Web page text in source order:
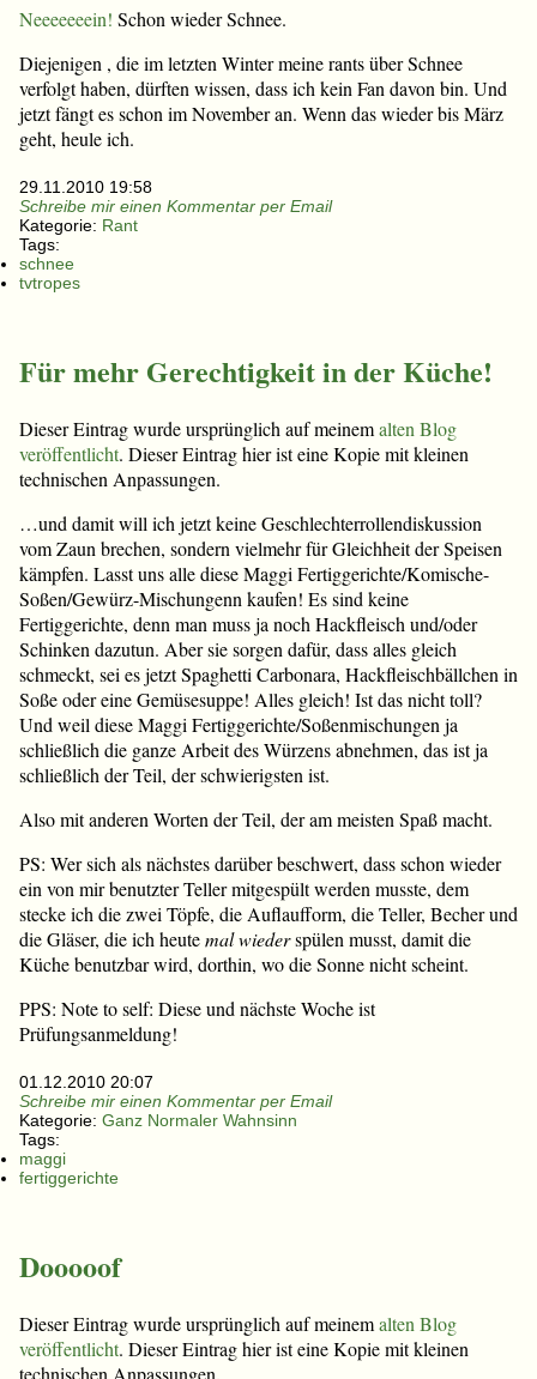
Neeeeeeein! Schon wieder Schnee.
Diejenigen , die im letzten Winter meine rants über Schnee
verfolgt haben, dürften wissen, dass ich kein Fan davon bin. Und
jetzt fängt es schon im November an. Wenn das wieder bis März
geht, heule ich.
29.11.2010 19:58
Schreibe mir einen Kommentar per Email
Kategorie: Rant
Tags:
schnee
tvtropes
Für mehr Gerechtigkeit in der Küche!
Dieser Eintrag wurde ursprünglich auf meinemalten Blog
veröffentlicht. Dieser Eintrag hier ist eine Kopie mit kleinen
technischen Anpassungen.
…und damit will ich jetzt keine Geschlechterrollendiskussion
vom Zaun brechen, sondern vielmehr für Gleichheit der Speisen
kämpfen. Lasst uns alle diese Maggi Fertiggerichte/Komische-
Soßen/Gewürz-Mischungenn kaufen! Es sind keine
Fertiggerichte, denn man muss ja noch Hackfleisch und/oder
Schinken dazutun. Aber sie sorgen dafür, dass alles gleich
schmeckt, sei es jetzt Spaghetti Carbonara, Hackfleischbällchen in
Soße oder eine Gemüsesuppe! Alles gleich! Ist das nicht toll?
Und weil diese Maggi Fertiggerichte/Soßenmischungen ja
schließlich die ganze Arbeit des Würzens abnehmen, das ist ja
schließlich der Teil, der schwierigsten ist.
Also mit anderen Worten der Teil, der am meisten Spaß macht.
PS: Wer sich als nächstes darüber beschwert, dass schon wieder
ein von mir benutzter Teller mitgespült werden musste, dem
stecke ich die zwei Töpfe, die Auflaufform, die Teller, Becher und
die Gläser, die ich heutemal wiederspülen musst, damit die
Küche benutzbar wird, dorthin, wo die Sonne nicht scheint.
PPS: Note to self: Diese und nächste Woche ist
Prüfungsanmeldung!
01.12.2010 20:07
Schreibe mir einen Kommentar per Email
Kategorie: Ganz Normaler Wahnsinn
Tags:
maggi
fertiggerichte
Dooooof
Dieser Eintrag wurde ursprünglich auf meinemalten Blog
veröffentlicht. Dieser Eintrag hier ist eine Kopie mit kleinen
technischen Anpassungen.